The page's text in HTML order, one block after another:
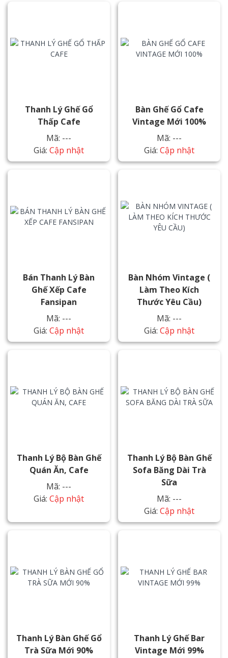
Thanh Lý Ghế Gổ
Thấp Cafe
Mã: ---
Giá: Cập nhật
Bàn Ghế Gổ Cafe
Vintage Mới 100%
Mã: ---
Giá: Cập nhật
Bán Thanh Lý Bàn
Ghế Xếp Cafe
Fansipan
Mã: ---
Giá: Cập nhật
Bàn Nhóm Vintage (
Làm Theo Kích
Thước Yêu Cầu)
Mã: ---
Giá: Cập nhật
Thanh Lý Bộ Bàn Ghế
Quán Ăn, Cafe
Mã: ---
Giá: Cập nhật
Thanh Lý Bộ Bàn Ghế
Sofa Băng Dài Trà
Sữa
Mã: ---
Giá: Cập nhật
Thanh Lý Bàn Ghế Gổ
Trà Sữa Mới 90%
Thanh Lý Ghế Bar
Vintage Mới 99%